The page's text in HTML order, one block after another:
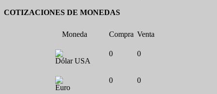
COTIZACIONES DE MONEDAS
Moneda Compra Venta
Dólar USA
0 0
Euro
0 0